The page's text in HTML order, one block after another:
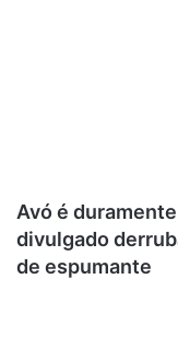
Avó é
divulgado
de espumante